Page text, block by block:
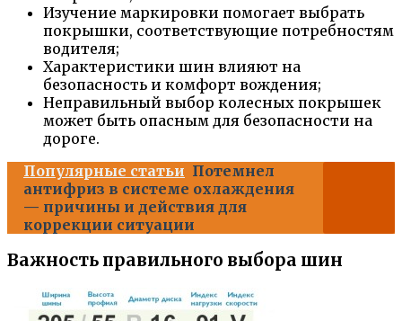
Изучение маркировки помогает выбрать
покрышки, соответствующие потребностям
водителя;
Характеристики шин влияют на
безопасность и комфорт вождения;
Неправильный выбор колесных покрышек
может быть опасным для безопасности на
дороге.
Популярные статьи Потемнел
антифриз в системе охлаждения
— причины и действия для
коррекции ситуации
Важность правильного выбора шин